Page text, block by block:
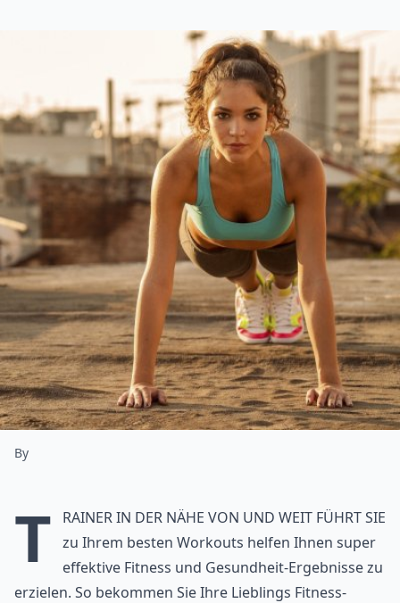
By
T
rainer in der Nähe von und weit führt Sie
zu Ihrem besten Workouts helfen Ihnen super
effektive Fitness und Gesundheit-Ergebnisse zu
erzielen. So bekommen Sie Ihre Lieblings Fitness-